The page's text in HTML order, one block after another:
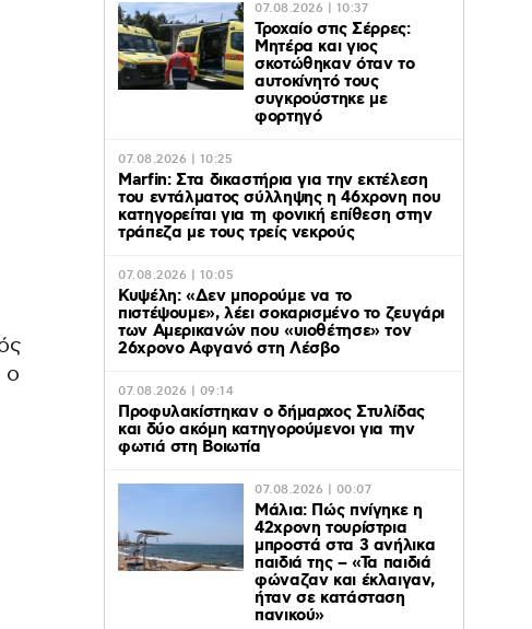
ο
07.08.2026 | 10:37
Τροχαίο στις Σέρρες:
Μητέρα και γιος
σκοτώθηκαν όταν το
αυτοκίνητό τους
συγκρούστηκε με
φορτηγό
07.08.2026 | 10:25
Marfin: Στα δικαστήρια για την εκτέλεση
του εντάλματος σύλληψης η 46χρονη που
κατηγορείται για τη φονική επίθεση στην
τράπεζα με τους τρείς νεκρούς
07.08.2026 | 10:05
Κυψέλη: «Δεν μπορούμε να το
πιστέψουμε», λέει σοκαρισμένο το ζευγάρι
των Αμερικανών που «υιοθέτησε» τον
26χρονο Αφγανό στη Λέσβο
07.08.2026 | 09:14
Προφυλακίστηκαν ο δήμαρχος Στυλίδας
και δύο ακόμη κατηγορούμενοι για την
φωτιά στη Βοιωτία
07.08.2026 | 00:07
Μάλια: Πώς πνίγηκε η
42χρονη τουρίστρια
μπροστά στα 3 ανήλικα
παιδιά της – «Τα παιδιά
φώναζαν και έκλαιγαν,
ήταν σε κατάσταση
πανικού»